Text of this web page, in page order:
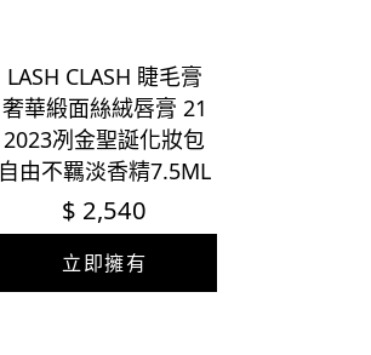
LASH CLASH 睫毛膏
奢華緞面絲絨唇膏 21
2023冽金聖誕化妝包
自由不羈淡香精7.5ML
$ 2,540
立即擁有